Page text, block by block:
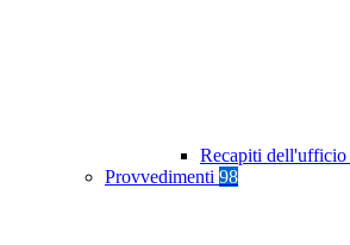
Recapiti dell'ufficio
Provvedimenti 98